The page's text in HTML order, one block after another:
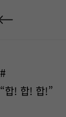
#
“합! 합! 합!”